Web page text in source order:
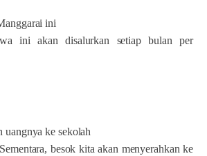
ini
ini akan disalurkan setiap bulan per
uangnya ke sekolah
besok kita akan menyerahkan ke